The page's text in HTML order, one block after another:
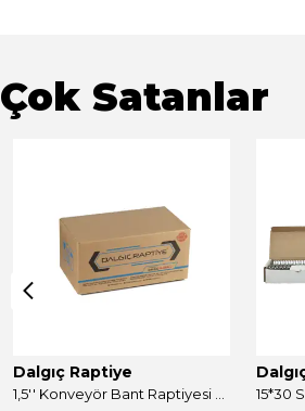
Çok Satanlar
Dalgıç Raptiye